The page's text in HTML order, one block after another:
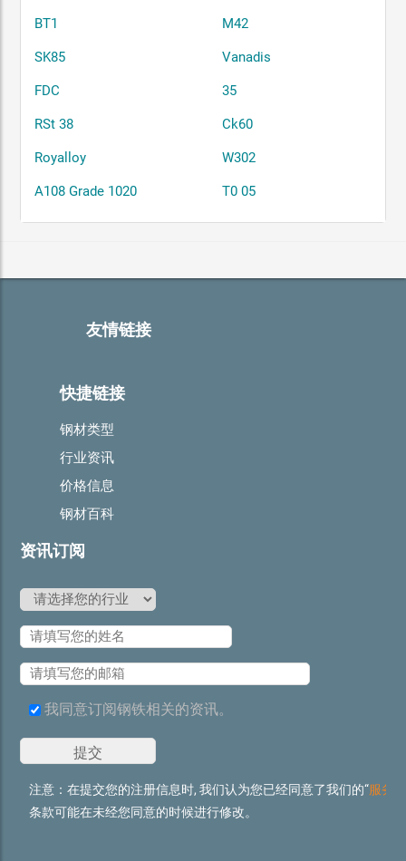
BT1 M42
SK85 Vanadis
FDC 35
RSt 38 Ck60
Royalloy W302
A108 Grade 1020 T0 05
友情链接
快捷链接
钢材类型
行业资讯
价格信息
钢材百科
资讯订阅
我同意订阅钢铁相关的资讯。
注意：在提交您的注册信息时, 我们认为您已经同意了我们的“服务
条款可能在未经您同意的时候进行修改。